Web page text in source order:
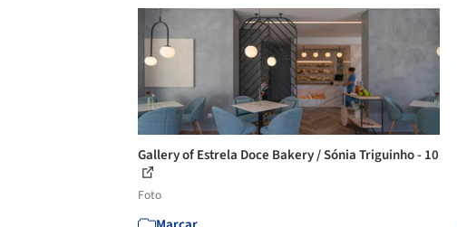
Gallery of Estrela Doce Bakery / Sónia Triguinho - 10
Foto